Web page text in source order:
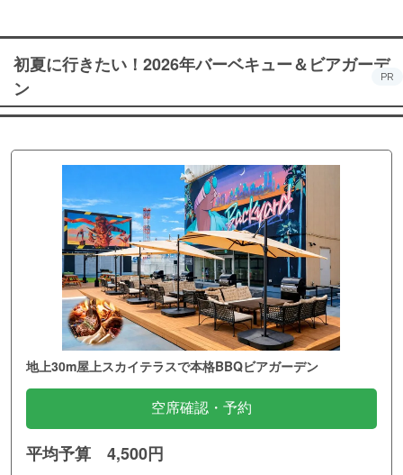
初夏に行きたい！2026年バーベキュー＆ビアガーデ
ン
PR
地上30m屋上スカイテラスで本格BBQビアガーデン
空席確認・予約
平均予算 4,500円